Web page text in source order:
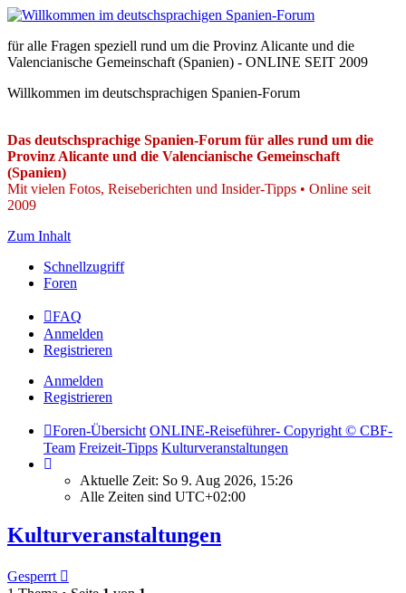
für alle Fragen speziell rund um die Provinz Alicante und die
Valencianische Gemeinschaft (Spanien) - ONLINE SEIT 2009
Willkommen im deutschsprachigen Spanien-Forum
Das deutschsprachige Spanien-Forum für alles rund um die
Provinz Alicante und die Valencianische Gemeinschaft
(Spanien)
Mit vielen Fotos, Reiseberichten und Insider-Tipps • Online seit
2009
Zum Inhalt
Schnellzugriff
Foren
FAQ
Anmelden
Registrieren
Anmelden
Registrieren
Foren-Übersicht ONLINE-Reiseführer- Copyright © CBF-
Team Freizeit-Tipps Kulturveranstaltungen
Aktuelle Zeit: So 9. Aug 2026, 15:26
Alle Zeiten sind UTC+02:00
Kulturveranstaltungen
Gesperrt